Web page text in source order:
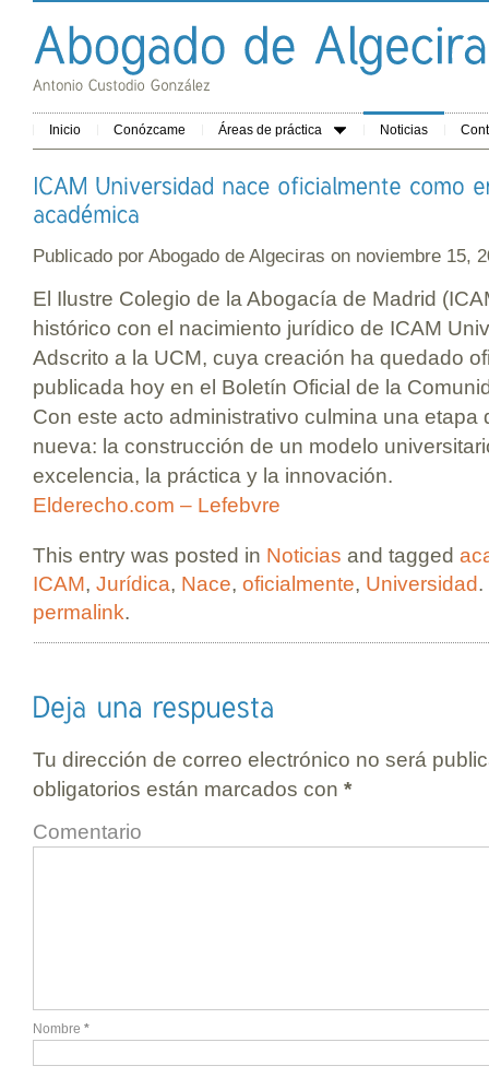
Inicio Conózcame Áreas de práctica Noticias
Publicado por Abogado de Algeciras on noviembre
El Ilustre Colegio de la Abogacía de Madrid
histórico con el nacimiento jurídico de ICAM
Adscrito a la UCM, cuya creación ha quedado
publicada hoy en el Boletín Oficial de la
Con este acto administrativo culmina una
nueva: la construcción de un modelo
excelencia, la práctica y la innovación.
Elderecho.com – Lefebvre
This entry was posted in Noticias and tagged
ICAM, Jurídica, Nace, oficialmente, Universidad.
permalink.
Tu dirección de correo electrónico no será
obligatorios están marcados con *
Comentario
Nombre *